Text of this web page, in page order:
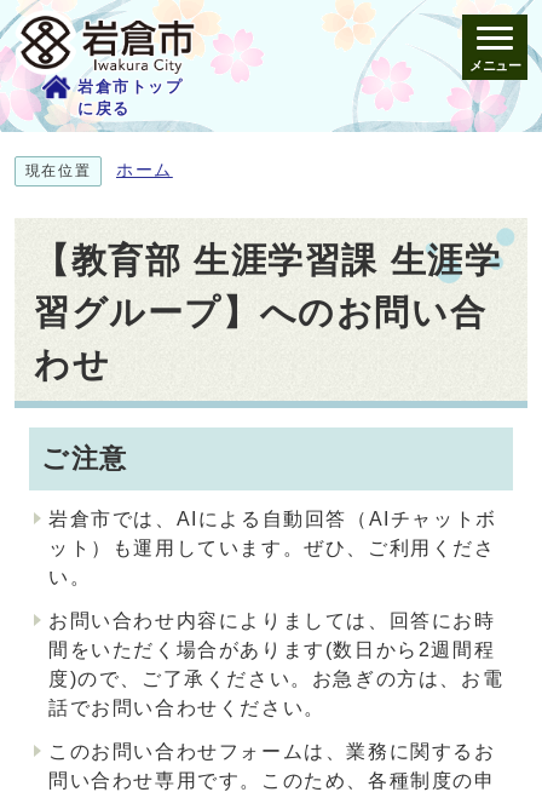
岩倉市トップ
に戻る
メニュー
現在位置 ホーム
【教育部 生涯学習課 生涯学
習グループ】へのお問い合
わせ
ご注意
岩倉市では、AIによる自動回答（AIチャットボ
ット）も運用しています。ぜひ、ご利用くださ
い。
お問い合わせ内容によりましては、回答にお時
間をいただく場合があります(数日から2週間程
度)ので、ご了承ください。お急ぎの方は、お電
話でお問い合わせください。
このお問い合わせフォームは、業務に関するお
問い合わせ専用です。このため、各種制度の申